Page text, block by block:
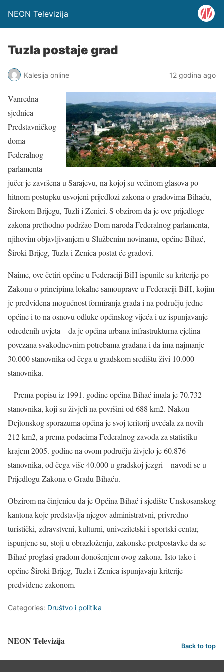
NEON Televizija
Tuzla postaje grad
Kalesija online 12 godina ago
Vanredna
sjednica
Predstavničkog
doma
Federalnog
parlamenta
jučer je završena u Sarajevu, na kojoj su većinom glasova po
hitnom postupku usvojeni prijedlozi zakona o gradovima Bihaću,
Širokom Brijegu, Tuzli i Zenici. S obzirom da je ove prijedloge
zakona prethodno podržao Dom naroda Federalnog parlamenta,
njihovim objavljivanjem u Službenim novinama, općine Bihać,
Široki Brijeg, Tuzla i Zenica postat će gradovi.
Naime, ove četiri općine u Federaciji BiH ispunile su kriterije po
Zakonu o principima lokalne samouprave u Federaciji BiH, kojim
je predviđena mogućnost formiranja grada i na području jedne
općine i to na osnovu odluke općinskog vijeća i uz ispunjavanje
određenih uvjeta – da je općina urbana infrastrukturna cjelina
povezana svakodnevnim potrebama građana i da ima najmanje
30.000 stanovnika od čega u gradskom središtu živi 10.000
stanovnika.
– Prema popisu iz 1991. godine općina Bihać imala je 70.732
stanovnika, koji su živjeli na površini od 688 km2. Nakon
Dejtonskog sporazuma općina je svoj teritorij uvećala za novih
212 km2, a prema podacima Federalnog zavoda za statistiku
krajem 2005. godine na ovom području živjelo je 60.876
stanovnika, od čega više 40.000 u gradskoj jezgri – navodi se u
Prijedlogu Zakona o Gradu Bihaću.
Obzirom na činjenicu da je Općina Bihać i sjedište Unskosanskog
kantona koje predstavlja njegov administratvni, privredno-
turistički, zdravstveni, kulturni, univezitetski i sportski centar,
ispunjene su, stoji u obrazloženju, zakonske pretpostavke da se
Bihać proglasi gradom donošenjem ovog zakona. Isto tako i
općine Široki Brijeg, Tuzla i Zenica ispunjavaju kriterije
predviđene zakonom.
Categories: Društvo i politika
NEON Televizija Back to top